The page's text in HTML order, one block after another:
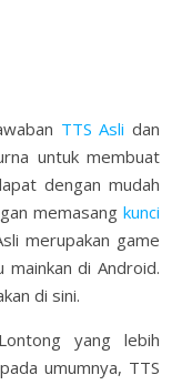
TTS Asli dan
untuk membuat
dengan mudah
memasang kunci
merupakan game
di Android.
di sini.
yang lebih
umumnya, TTS